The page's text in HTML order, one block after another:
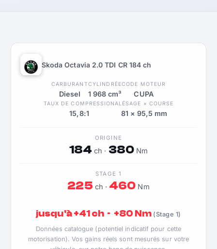
Skoda Octavia 2.0 TDI CR 184 ch
CARBURANT
Diesel
CYLINDRÉE
1 968 cm³
CODE MOTEUR
CUPA
TAUX DE COMPRESSION
15,8:1
ALÉSAGE × COURSE
81 × 95,5 mm
ORIGINE
184 ch · 380Nm
STAGE 1
225 ch · 460 Nm
jusqu'à +41 ch · +80 Nm (Stage 1)
Données catalogue (potentiel indicatif pour cette
motorisation). Vos gains réels sont mesurés sur votre